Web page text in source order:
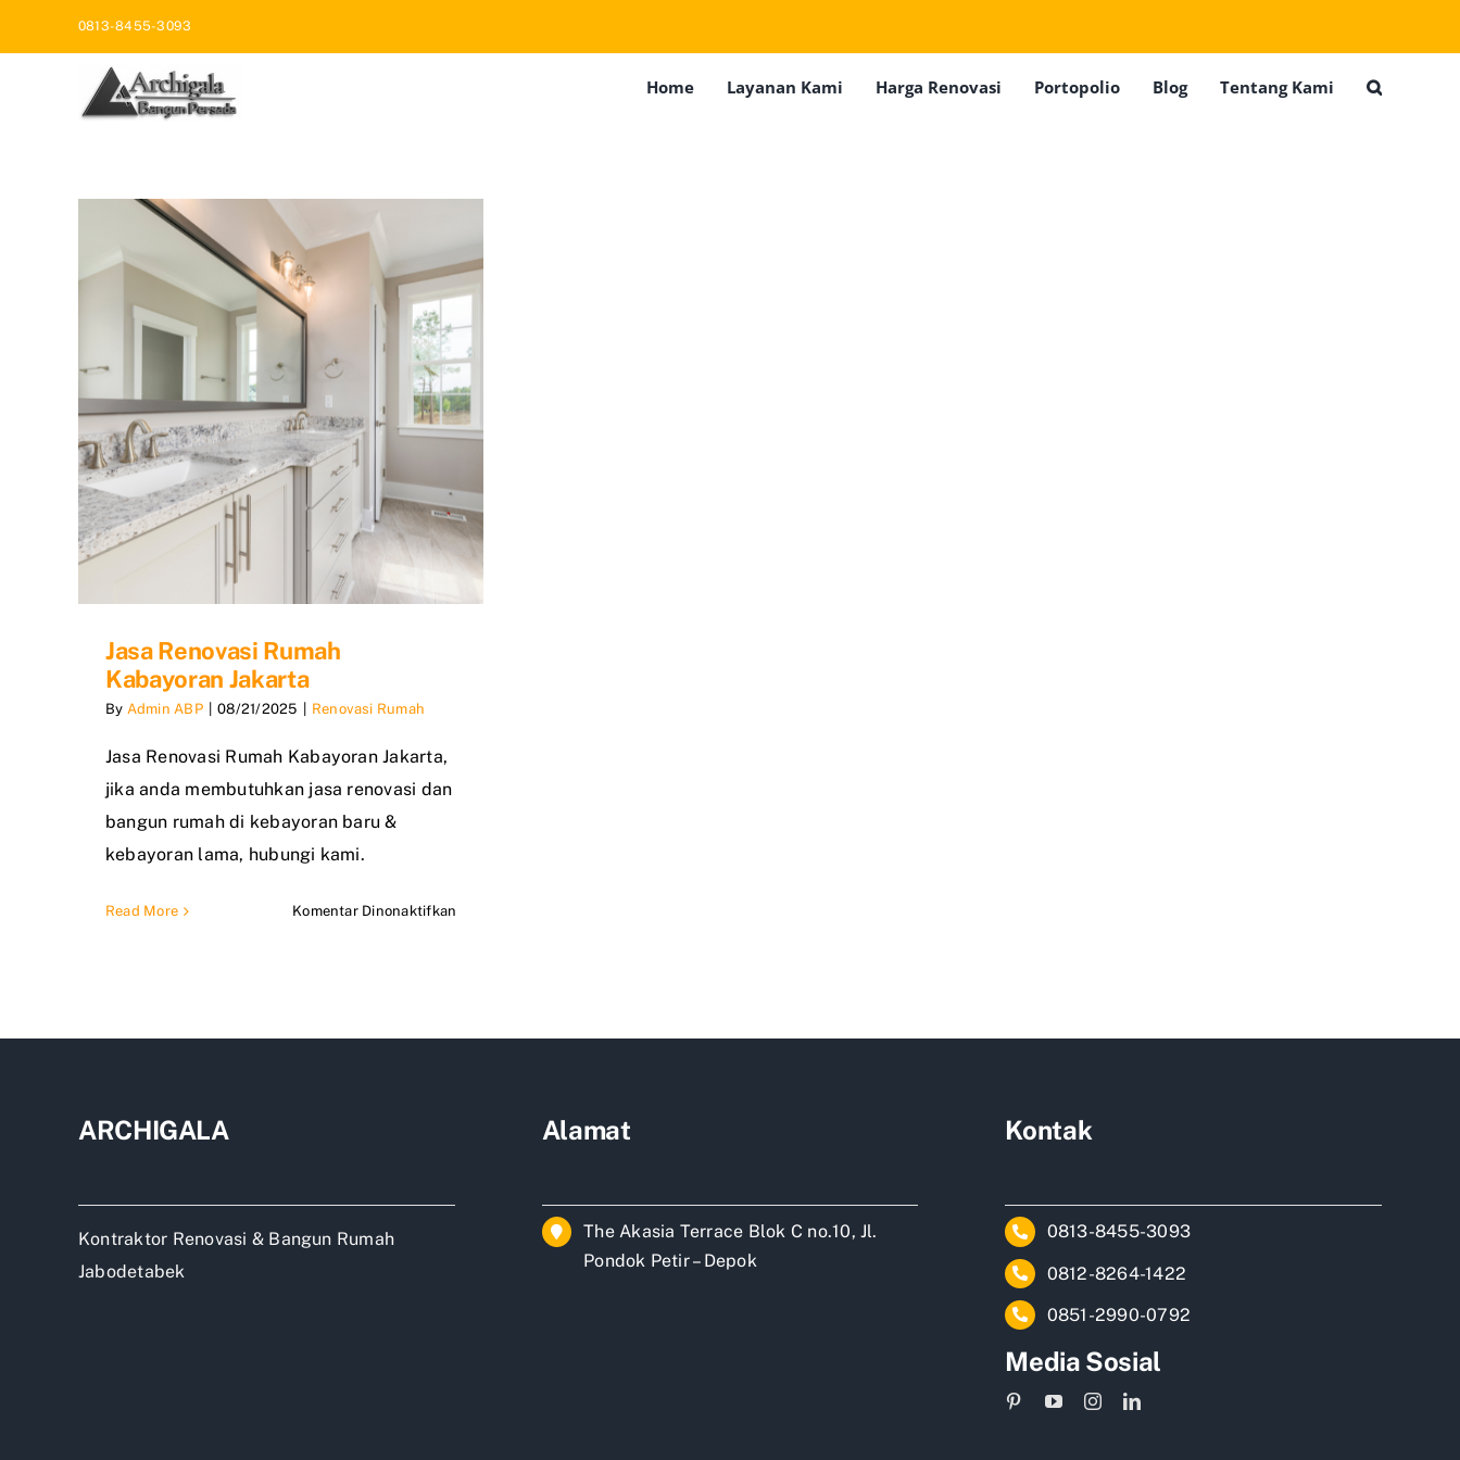
0813-8455-3093
Home Layanan Kami Harga Renovasi Portopolio Blog Tentang Kami
Jasa Renovasi Rumah
Kabayoran Jakarta
By Admin ABP 08/21/2025 Renovasi Rumah
Jasa Renovasi Rumah Kabayoran Jakarta,
jika anda membutuhkan jasa renovasi dan
bangun rumah di kebayoran baru &
kebayoran lama, hubungi kami.
Read More Komentar Dinonaktifkan
Jakarta
ARCHIGALA
Kontraktor Renovasi & Bangun Rumah
Jabodetabek
Alamat
The Akasia Terrace Blok C no.10, Jl.
Pondok Petir – Depok
Kontak
0813-8455-3093
0812-8264-1422
0851-2990-0792
Media Sosial